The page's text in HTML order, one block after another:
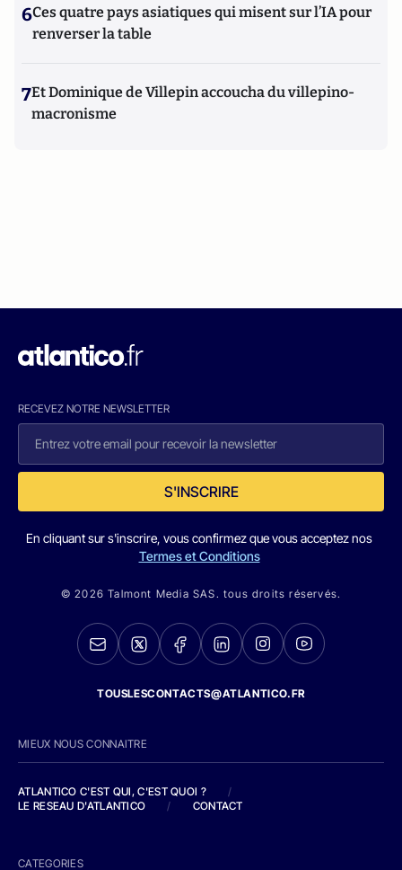
6Ces quatre pays asiatiques qui misent sur l’IA pour
renverser la table
7Et Dominique de Villepin accoucha du villepino-
macronisme
RECEVEZ NOTRE NEWSLETTER
S'INSCRIRE
En cliquant sur s'inscrire, vous confirmez que vous acceptez nos
Termes et Conditions
© 2026 Talmont Media SAS. tous droits réservés.
TOUSLESCONTACTS@ATLANTICO.FR
MIEUX NOUS CONNAITRE
ATLANTICO C'EST QUI, C'EST QUOI ?
/
LE RESEAU D'ATLANTICO
/ CONTACT
CATEGORIES